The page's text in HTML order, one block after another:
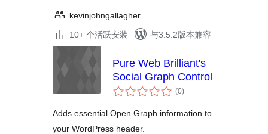
kevinjohngallagher
10+ 个活跃安装
与3.5.2版本兼容
Pure Web Brilliant's
Social Graph Control
(0总
评)
Adds essential Open Graph information to
your WordPress header.